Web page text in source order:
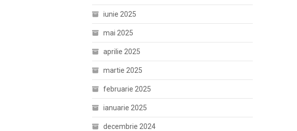
iunie 2025
mai 2025
aprilie 2025
martie 2025
februarie 2025
ianuarie 2025
decembrie 2024